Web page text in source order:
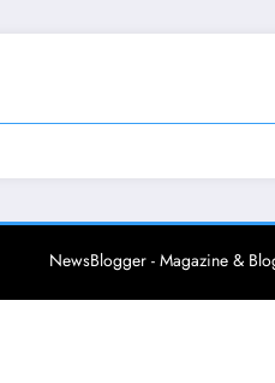
NewsBlogger - Magazine &